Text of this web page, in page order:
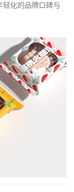
轻化的品牌口碑与